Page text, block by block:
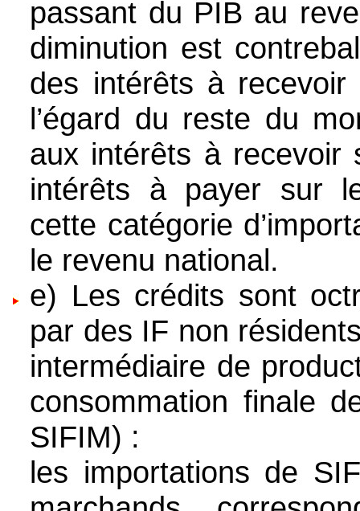
passant du PIB au
diminution est
des intérêts à
l’égard du reste du
aux intérêts à recevoir
intérêts à payer sur
cette catégorie
le revenu national.
e) Les crédits sont
par des IF non
intermédiaire de
consommation finale
SIFIM) :
les importations de